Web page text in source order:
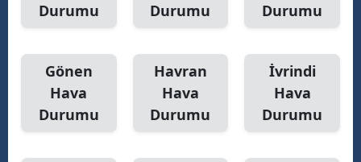
Durumu
Durumu
Durumu
Gönen
Hava
Durumu
Havran
Hava
Durumu
İvrindi
Hava
Durumu